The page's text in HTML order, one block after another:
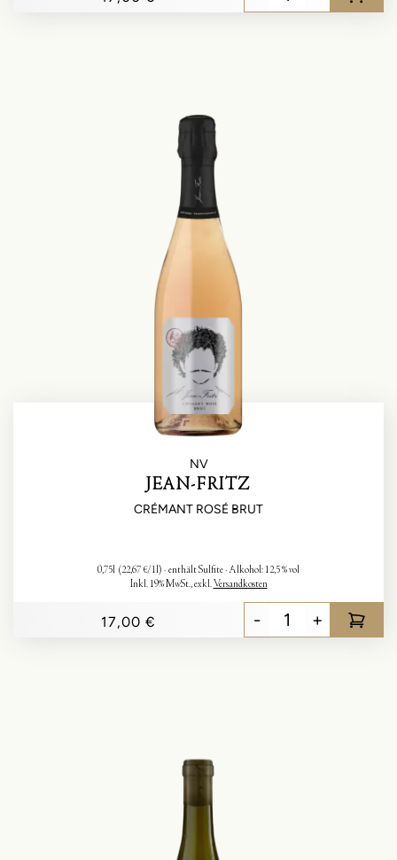
NV
JEAN-FRITZ
CRÉMANT ROSÉ BRUT
0,75l (22,67 €/1l) enthält Sulfite Alkohol: 12,5 % vol
17,00 €
Inkl. 19% MwSt.,exkl. Versandkosten
- +